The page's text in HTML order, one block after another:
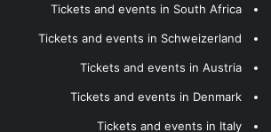
Tickets and events in South Africa
Tickets and events in Schweizerland
Tickets and events in Austria
Tickets and events in Denmark
Tickets and events in Italy